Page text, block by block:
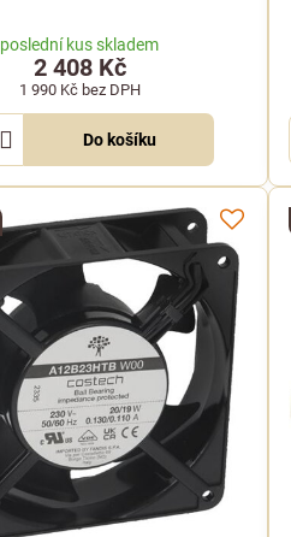
poslední kus skladem
2 408 Kč
1 990 Kč bez DPH
Do košíku